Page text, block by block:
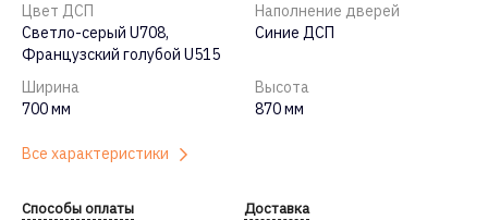
Цвет ДСП
Светло-серый U708,
Французский голубой U515
Наполнение дверей
Синие ДСП
Ширина
700 мм
Высота
870 мм
Все характеристики
Способы оплаты Доставка